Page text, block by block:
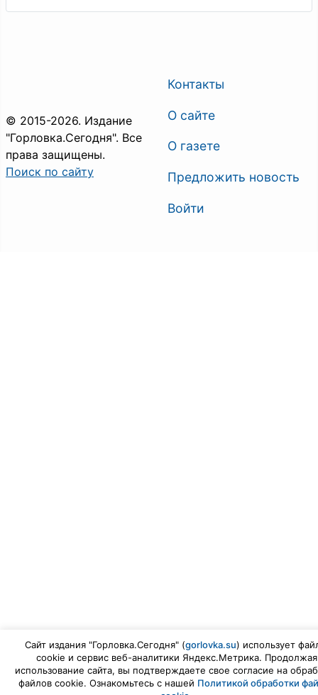
© 2015-2026. Издание
"Горловка.Сегодня". Все
права защищены.
Поиск по сайту
Контакты
О сайте
О газете
Предложить новость
Войти
Сайт издания "Горловка.Сегодня" (gorlovka.su) использует
cookie и сервис веб-аналитики Яндекс.Метрика. Продолжая
использование сайта, вы подтверждаете свое согласие на
файлов cookie. Ознакомьтесь с нашей Политикой обработки